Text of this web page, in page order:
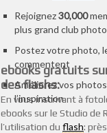
Rejoignez30,000
plus grand club
Postez votre photo,
commentent
Améliorez vos
l’inspiration
ebooks gratuits
des flashs:
En vous inscrivant à
ebooks sur le Studio de
l’utilisation du flash: